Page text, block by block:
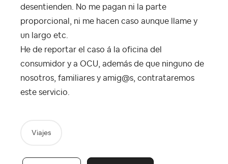
desentienden. No me pagan ni la parte
proporcional, ni me hacen caso aunque llame y
un largo etc.
He de reportar el caso á la oficina del
consumidor y a OCU, además de que ninguno de
nosotros, familiares y amig@s, contrataremos
este servicio.
Viajes